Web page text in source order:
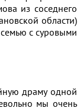
из соседнего
области)
с суровыми
драму одной
мы очень